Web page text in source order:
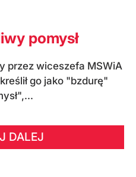
pomysł
przez wiceszefa MSWiA
go jako "bzdurę"
DALEJ